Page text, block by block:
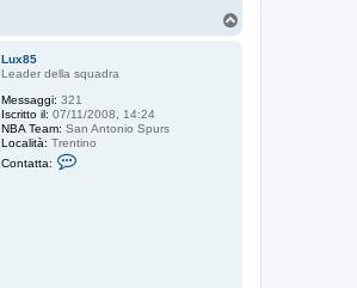
Lux85
Leader della squadra
Messaggi: 321
Iscritto il: 07/11/2008, 14:24
NBA Team: San Antonio Spurs
Località: Trentino
Contatta: